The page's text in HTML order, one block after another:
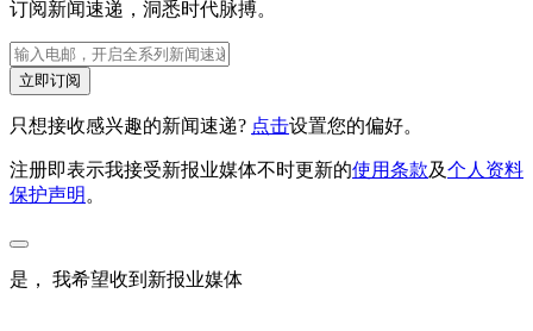
订阅新闻速递，洞悉时代脉搏。
立即订阅
只想接收感兴趣的新闻速递? 点击设置您的偏好。
注册即表示我接受新报业媒体不时更新的使用条款及个人资料
保护声明 。
是， 我希望收到新报业媒体